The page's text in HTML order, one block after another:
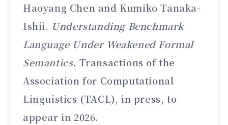
Haoyang Chen and Kumiko Tanaka-
Ishii. Understanding Benchmark
Language Under Weakened Formal
Semantics. Transactions of the
Association for Computational
Linguistics (TACL), in press, to
appear in 2026.